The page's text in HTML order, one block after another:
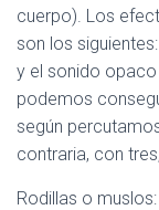
cuerpo). Los
son los
y el sonido
podemos
según
contraria, con
Rodillas o